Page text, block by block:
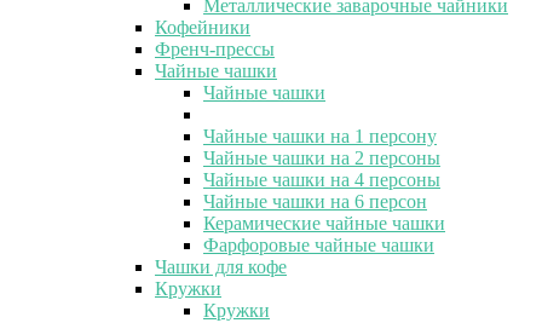
Металлические заварочные чайники
Кофейники
Френч-прессы
Чайные чашки
Чайные чашки
Чайные чашки на 1 персону
Чайные чашки на 2 персоны
Чайные чашки на 4 персоны
Чайные чашки на 6 персон
Керамические чайные чашки
Фарфоровые чайные чашки
Чашки для кофе
Кружки
Кружки